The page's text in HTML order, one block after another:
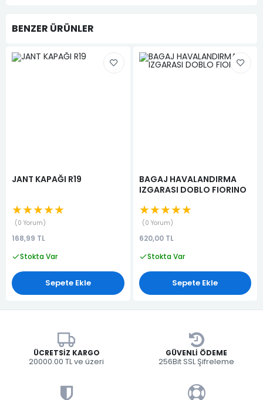
BENZER ÜRÜNLER
JANT KAPAĞI R19
★★★★★
0 Yorum
168,99 TL
Stokta Var
Sepete Ekle
BAGAJ HAVALANDIRMA
IZGARASI DOBLO FIORINO
★★★★★
0 Yorum
620,00 TL
Stokta Var
Sepete Ekle
ÜCRETSIZ KARGO
20000.00 TL ve üzeri
GÜVENLI ÖDEME
256Bit SSL Şifreleme